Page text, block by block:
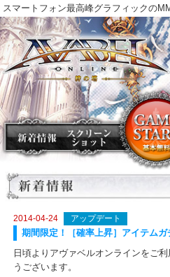
スマートフォン最高峰グラフィック
2014-04-24 アップデート
期間限定！［確率上昇］アイテ
日頃よりアヴァベルオンラインを